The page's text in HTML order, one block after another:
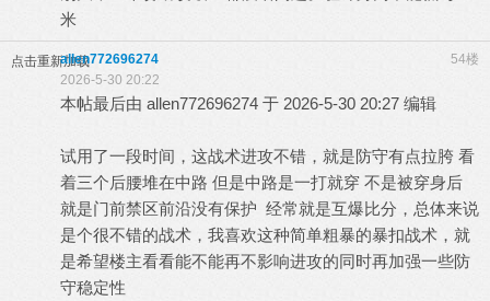
米
点击重新加载 54楼
allen772696274
2026-5-30 20:22
本帖最后由 allen772696274 于 2026-5-30 20:27 编辑
试用了一段时间，这战术进攻不错，就是防守有点拉胯 看
着三个后腰堆在中路 但是中路是一打就穿 不是被穿身后
就是门前禁区前沿没有保护 经常就是互爆比分，总体来说
是个很不错的战术，我喜欢这种简单粗暴的暴扣战术，就
是希望楼主看看能不能再不影响进攻的同时再加强一些防
守稳定性